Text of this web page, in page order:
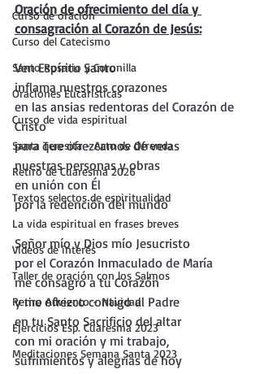
Curso de oración
Curso del Catecismo
Santo Rosario y Coronilla
Oraciones Eucarísticas
Curso de vida espiritual
Santa Teresita - Acto de Ofrenda
Retiro de Cuaresma 2026
Textos selectos de espiritualidad
La vida espiritual en frases breves
Vídeos de interés
Taller de oración con los Salmos
Retiro Adviento - Navidad
Ejercicios Esp. Cuaresma 2023
Meditaciones Semana Santa 2023
Oración de ofrecimiento del día y
consagración al Corazón de Jesús:
Ven Espíritu Santo
inflama nuestros corazones
en las ansias redentoras del Corazón de
Cristo
para que ofrezcamos de veras
nuestras personas y obras
en unión con Él
por la redención del mundo
Señor mío y Dios mío Jesucristo
por el Corazón Inmaculado de María
me consagro a tu Corazón
y me ofrezco contigo al Padre
en tu Santo Sacrificio del altar
con mi oración y mi trabajo,
sufrimientos y alegrías de hoy